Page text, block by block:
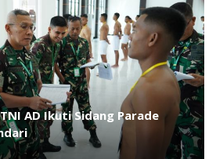
AD Ikuti Sidang Parade